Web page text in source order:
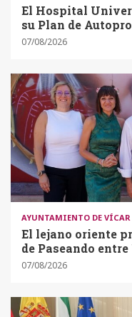
El Hospital
su Plan de
07/08/2026
AYUNTAMIENTO DE VÍCAR
El lejano oriente
de Paseando
07/08/2026